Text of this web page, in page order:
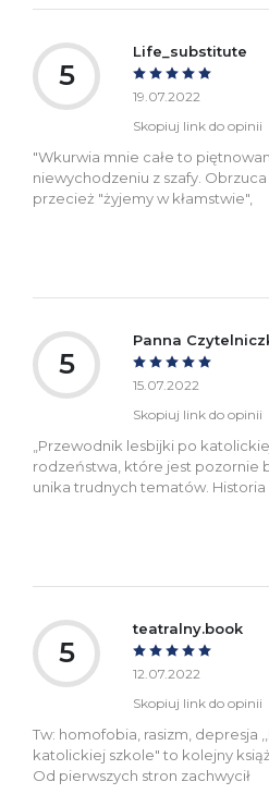
5
Life_substitute
19.07.2022
Skopiuj link do opinii
"Wkurwia mnie całe to
niewychodzeniu z szafy.
przecież "żyjemy w kłamstwie",
5
Panna
15.07.2022
Skopiuj link do opinii
„Przewodnik lesbijki po
rodzeństwa, które jest pozornie
unika trudnych tematów.
5
teatralny.book
12.07.2022
Skopiuj link do opinii
Tw: homofobia, rasizm, depresja
katolickiej szkole" to kolejny
Od pierwszych stron zachwycił